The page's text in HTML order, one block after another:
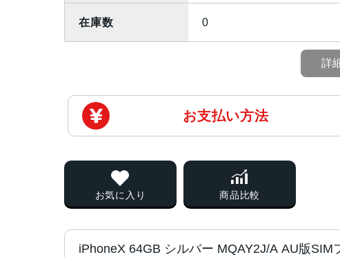
在庫数 0
詳
お支払い方法
お気に入り 商品比較
iPhoneX 64GB シルバー MQAY2J/A AU版SIM